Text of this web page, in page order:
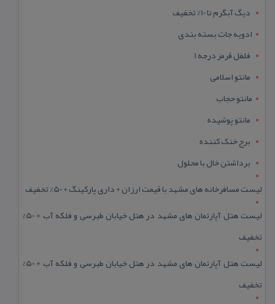
دیگ آبگرم تا 10% تخفیف
ادویه جات بسته بندی
فلفل قرمز درجه 1
مانتو اسلامی
مانتو حجاب
مانتو پوشیده
برج خنک کننده
برداشتن خال با محلول
لیست مسافرخانه های مشهد با قیمت ارزان + داری پارکینگ + 50% تخفیف
لیست هتل آپارتمان های مشهد در هتل خیابان طبرسی و فلکه آب + 50%
تخفیف
لیست هتل آپارتمان های مشهد در هتل خیابان طبرسی و فلکه آب + 50%
تخفیف